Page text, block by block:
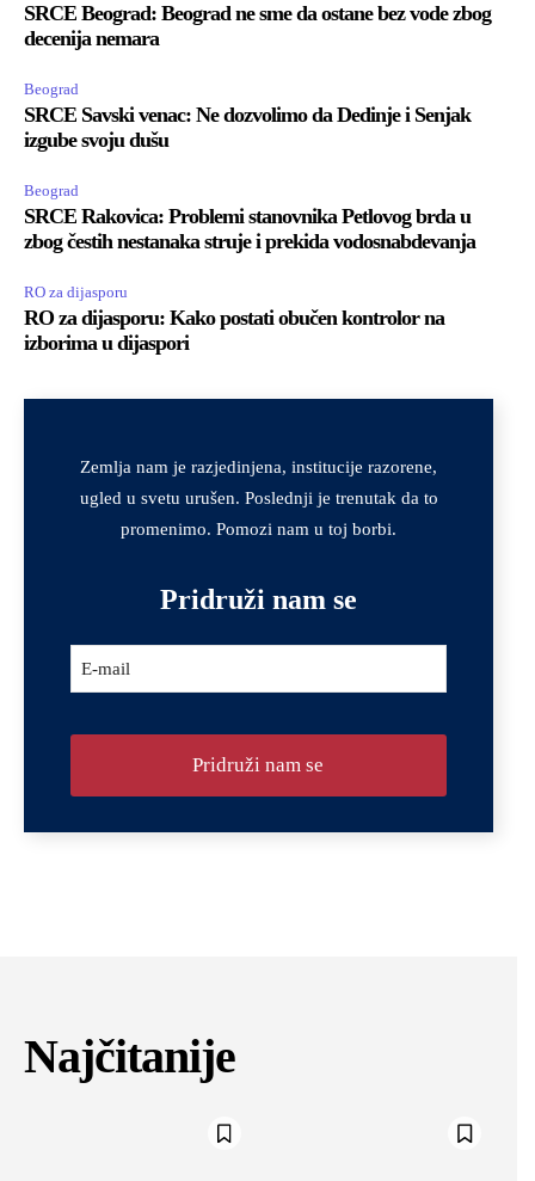
SRCE Beograd: Beograd ne sme da ostane bez vode zbog
decenija nemara
Beograd
SRCE Savski venac: Ne dozvolimo da Dedinje i Senjak
izgube svoju dušu
Beograd
SRCE Rakovica: Problemi stanovnika Petlovog brda u
zbog čestih nestanaka struje i prekida vodosnabdevanja
RO za dijasporu
RO za dijasporu: Kako postati obučen kontrolor na
izborima u dijaspori
Zemlja nam je razjedinjena, institucije razorene,
ugled u svetu urušen. Poslednji je trenutak da to
promenimo. Pomozi nam u toj borbi.
Pridruži nam se
Company
*
E-mail
Pridruži nam se
Najčitanije